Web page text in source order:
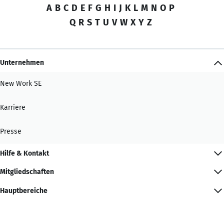
A B C D E F G H I J K L M N O P
Q R S T U V W X Y Z
Unternehmen
New Work SE
Karriere
Presse
Hilfe & Kontakt
Mitgliedschaften
Hauptbereiche